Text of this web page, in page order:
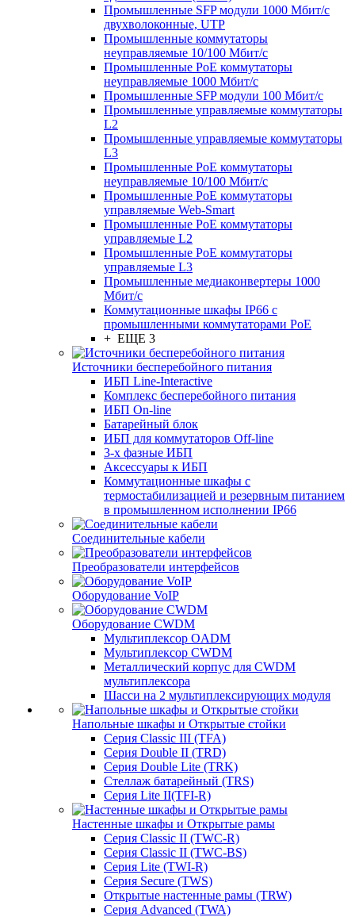
Промышленные SFP модули 1000 Мбит/c
двухволоконные, UTP
Промышленные коммутаторы
неуправляемые 10/100 Мбит/с
Промышленные PoE коммутаторы
неуправляемые 1000 Мбит/с
Промышленные SFP модули 100 Мбит/c
Промышленные управляемые коммутаторы
L2
Промышленные управляемые коммутаторы
L3
Промышленные PoE коммутаторы
неуправляемые 10/100 Мбит/с
Промышленные PoE коммутаторы
управляемые Web-Smart
Промышленные PoE коммутаторы
управляемые L2
Промышленные PoE коммутаторы
управляемые L3
Промышленные медиаконвертеры 1000
Мбит/с
Коммутационные шкафы IP66 c
промышленными коммутаторами PoE
+ ЕЩЕ 3
Источники бесперебойного питания
ИБП Line-Interactive
Комплекс бесперебойного питания
ИБП On-line
Батарейный блок
ИБП для коммутаторов Off-line
3-х фазные ИБП
Аксессуары к ИБП
Коммутационные шкафы с
термостабилизацией и резервным питанием
в промышленном исполнении IP66
Соединительные кабели
Преобразователи интерфейсов
Оборудование VoIP
Оборудование CWDM
Мультиплекcор OADM
Мультиплексор CWDM
Металлический корпус для CWDM
мультиплексора
Шасси на 2 мультиплексирующих модуля
Напольные шкафы и Открытые стойки
Серия Classic III (TFA)
Серия Double II (TRD)
Серия Double Lite (TRK)
Стеллаж батарейный (TRS)
Серия Lite II(TFI-R)
Настенные шкафы и Открытые рамы
Серия Classic II (TWC-R)
Серия Classic II (TWC-BS)
Серия Lite (TWI-R)
Серия Secure (TWS)
Открытые настенные рамы (TRW)
Серия Advanced (TWA)